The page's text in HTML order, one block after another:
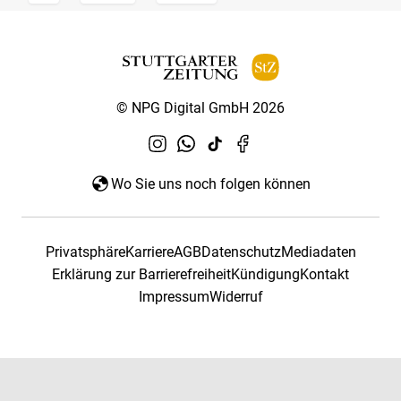
© NPG Digital GmbH 2026
Wo Sie uns noch folgen können
PrivatsphäreKarriereAGBDatenschutzMediadaten
Erklärung zur BarrierefreiheitKündigungKontakt
ImpressumWiderruf